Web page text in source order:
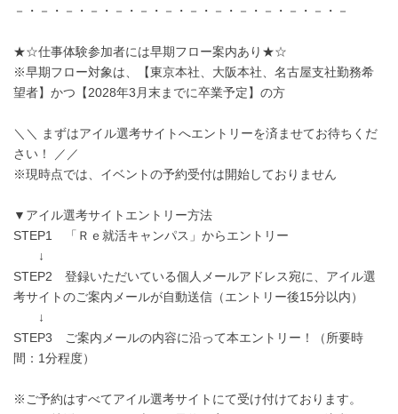
－・－・－・－・－・－・－・－・－・－・－・－・－・－
★☆仕事体験参加者には早期フロー案内あり★☆
※早期フロー対象は、【東京本社、大阪本社、名古屋支社勤務希
望者】かつ【2028年3月末までに卒業予定】の方
＼＼ まずはアイル選考サイトへエントリーを済ませてお待ちくだ
さい！ ／／
※現時点では、イベントの予約受付は開始しておりません
▼アイル選考サイトエントリー方法
STEP1 「Ｒｅ就活キャンパス」からエントリー
↓
STEP2 登録いただいている個人メールアドレス宛に、アイル選
考サイトのご案内メールが自動送信（エントリー後15分以内）
↓
STEP3 ご案内メールの内容に沿って本エントリー！（所要時
間：1分程度）
※ご予約はすべてアイル選考サイトにて受け付けております。